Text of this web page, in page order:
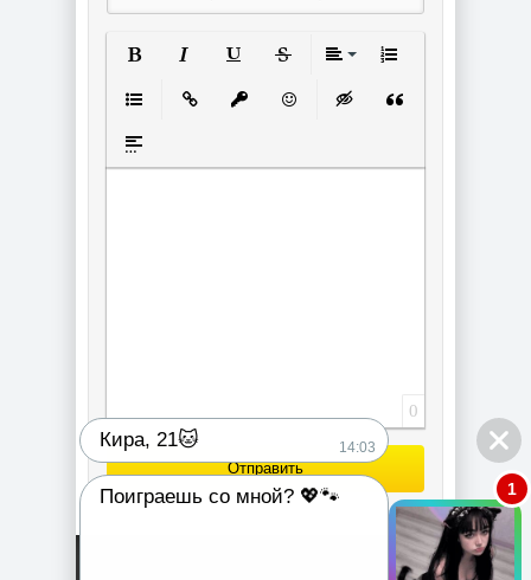
Вставка спойлера
0
Отправить
Кира, 21🐱 14:03
Поиграешь со мной? 💖🐾 1